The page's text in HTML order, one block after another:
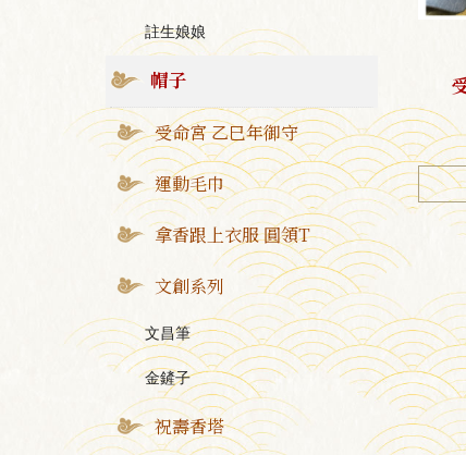
註生娘娘
帽子
受命宮 乙巳年御守
運動毛巾
拿香跟上衣服 圓領T
文創系列
文昌筆
金鏟子
祝壽香塔